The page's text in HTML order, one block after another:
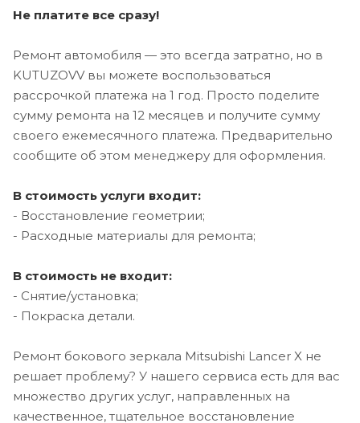
Не платите все сразу!
Ремонт автомобиля — это всегда затратно, но в
KUTUZOVV вы можете воспользоваться
рассрочкой платежа на 1 год. Просто поделите
сумму ремонта на 12 месяцев и получите сумму
своего ежемесячного платежа. Предварительно
сообщите об этом менеджеру для оформления.
В стоимость услуги входит:
- Восстановление геометрии;
- Расходные материалы для ремонта;
В стоимость не входит:
- Снятие/установка;
- Покраска детали.
Ремонт бокового зеркала Mitsubishi Lancer X не
решает проблему? У нашего сервиса есть для вас
множество других услуг, направленных на
качественное, тщательное восстановление